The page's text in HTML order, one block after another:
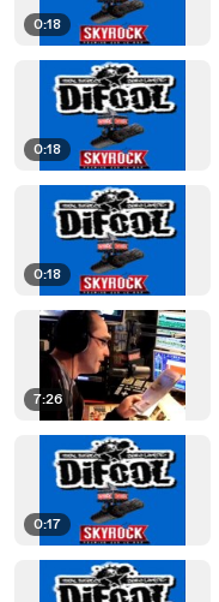
0:18
0:18
0:18
7:26
0:17